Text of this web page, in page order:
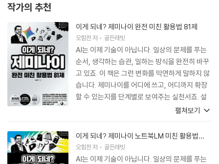
작가의 추천
이게 되네? 제미나이 완전 미친 활용법 81제
오힘찬저 골든래빗
AI는 이제 기술이 아닙니다. 일상의 문제를 푸는
순서, 생각하는 습관, 일하는 방식을 완전히 바꾸
고 있죠. 이 책은 그런 변화를 막연하게 말하지 않
습니다. 제미나이를 어디에 쓰고, 어디까지 확장
할 수 있는지를 단계별로 보여주는 실천서죠. 설
명이 친절하고 예시는 현실적이며, 실제로 써보
니다. AI를 ‘내 도구’로 만들고 싶은 모든 이에게
이 책을 권합니다.
펼쳐보기
이게 되네? 제미나이 노트북LM 미친 활용법
51제
오힘찬저 골든래빗
AI는 이제 기술이 아닙니다. 일상의 문제를 푸는